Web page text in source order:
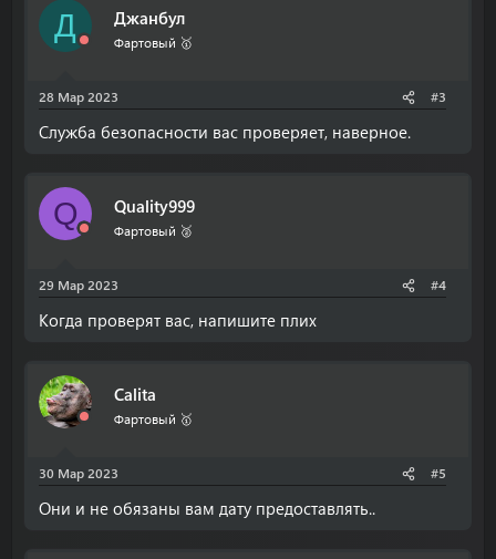
Д Джанбул
Фартовый 🥇
28 Мар 2023 #3
Служба безопасности вас проверяет, наверное.
Q Quality999
Фартовый 🥈
29 Мар 2023 #4
Когда проверят вас, напишите плих
Calita
Фартовый 🥇
30 Мар 2023 #5
Они и не обязаны вам дату предоставлять..